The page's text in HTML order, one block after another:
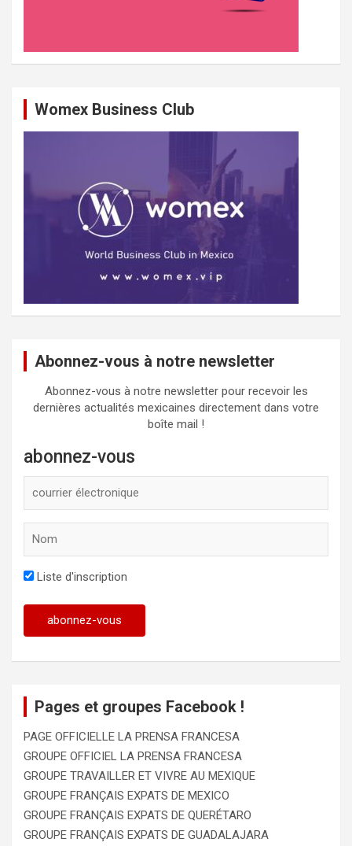
Womex Business Club
Abonnez-vous à notre newsletter
Abonnez-vous à notre newsletter pour recevoir les
dernières actualités mexicaines directement dans votre
boîte mail !
abonnez-vous
Liste d'inscription
Pages et groupes Facebook !
PAGE OFFICIELLE LA PRENSA FRANCESA
GROUPE OFFICIEL LA PRENSA FRANCESA
GROUPE TRAVAILLER ET VIVRE AU MEXIQUE
GROUPE FRANÇAIS EXPATS DE MEXICO
GROUPE FRANÇAIS EXPATS DE QUERÉTARO
GROUPE FRANÇAIS EXPATS DE GUADALAJARA